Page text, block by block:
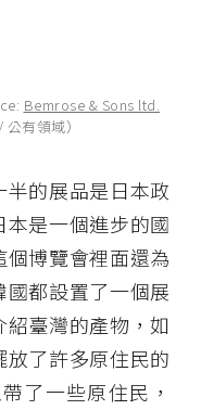
Bemrose & Sons ltd.
/ 公有領域）
的展品是日本政
是一個進步的國
博覽會裡面還為
都設置了一個展
臺灣的產物，如
了許多原住民的
了一些原住民，